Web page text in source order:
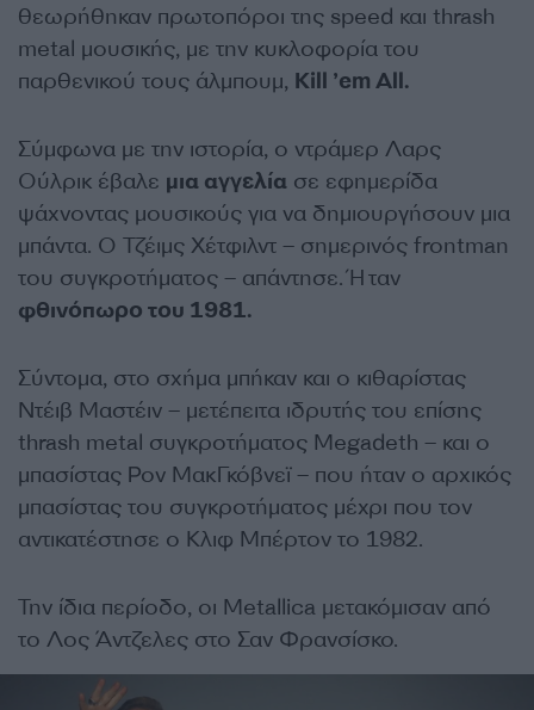
θεωρήθηκαν πρωτοπόροι της speed και thrash
metal μουσικής, με την κυκλοφορία του
παρθενικού τους άλμπουμ, Kill ’em All.
Σύμφωνα με την ιστορία, ο ντράμερ Λαρς
Ούλρικ έβαλε μια αγγελία σε εφημερίδα
ψάχνοντας μουσικούς για να δημιουργήσουν μια
μπάντα. Ο Τζέιμς Χέτφιλντ – σημερινός frontman
του συγκροτήματος – απάντησε. Ήταν
φθινόπωρο του 1981.
Σύντομα, στο σχήμα μπήκαν και ο κιθαρίστας
Ντέιβ Μαστέιν – μετέπειτα ιδρυτής του επίσης
thrash metal συγκροτήματος Megadeth – και ο
μπασίστας Ρον ΜακΓκόβνεϊ – που ήταν ο αρχικός
μπασίστας του συγκροτήματος μέχρι που τον
αντικατέστησε ο Κλιφ Μπέρτον το 1982.
Την ίδια περίοδο, οι Metallica μετακόμισαν από
το Λος Άντζελες στο Σαν Φρανσίσκο.